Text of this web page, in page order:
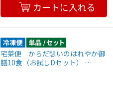
カートに入れる
宅菜便 からだ想いのはれやか御
膳10食（お試しDセット） …